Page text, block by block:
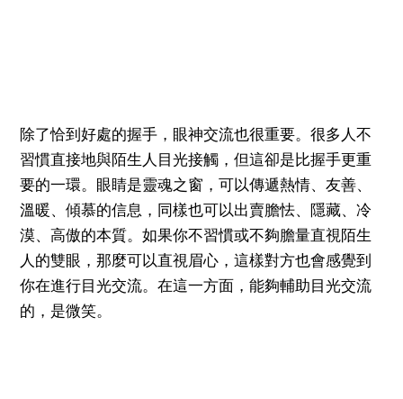
除了恰到好處的握手，眼神交流也很重要。很多人不
習慣直接地與陌生人目光接觸，但這卻是比握手更重
要的一環。眼睛是靈魂之窗，可以傳遞熱情、友善、
溫暖、傾慕的信息，同樣也可以出賣膽怯、隱藏、冷
漠、高傲的本質。如果你不習慣或不夠膽量直視陌生
人的雙眼，那麼可以直視眉心，這樣對方也會感覺到
你在進行目光交流。在這一方面，能夠輔助目光交流
的，是微笑。